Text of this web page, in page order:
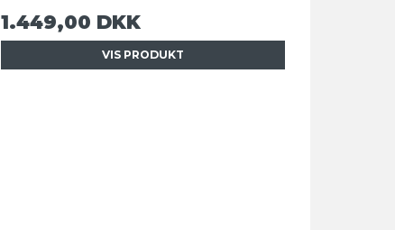
1.449,00 DKK
VIS PRODUKT